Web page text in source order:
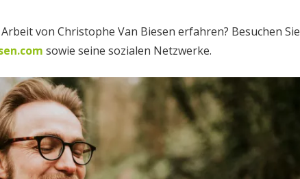
von Christophe Van Biesen erfahren? Besuchen Sie
sowie seine sozialen Netzwerke.